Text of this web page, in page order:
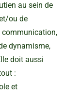
au sein de
ou de
communication,
dynamisme,
doit aussi
:
et